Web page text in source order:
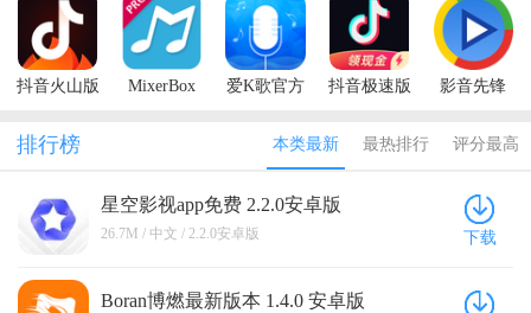
(Samsung
Music)
抖音火山版
MixerBox
爱K歌官方
抖音极速版
影音先锋
排行榜 本类最新 最热排行 评分最高
星空影视app免费 2.2.0安卓版
26.7M / 中文 / 2.2.0安卓版 下载
Boran博燃最新版本 1.4.0 安卓版